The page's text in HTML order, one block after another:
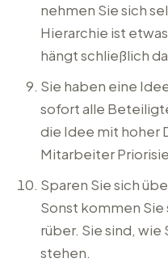
nehmen Sie sich
Hierarchie ist
hängt schließlich
Sie haben eine
sofort alle
die Idee mit hoher
Mitarbeiter
Sparen Sie sich
Sonst kommen Sie
rüber. Sie sind, wie
stehen.